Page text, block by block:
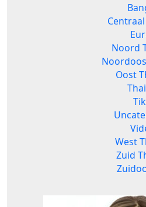
Noord
Oost
West
Zuid